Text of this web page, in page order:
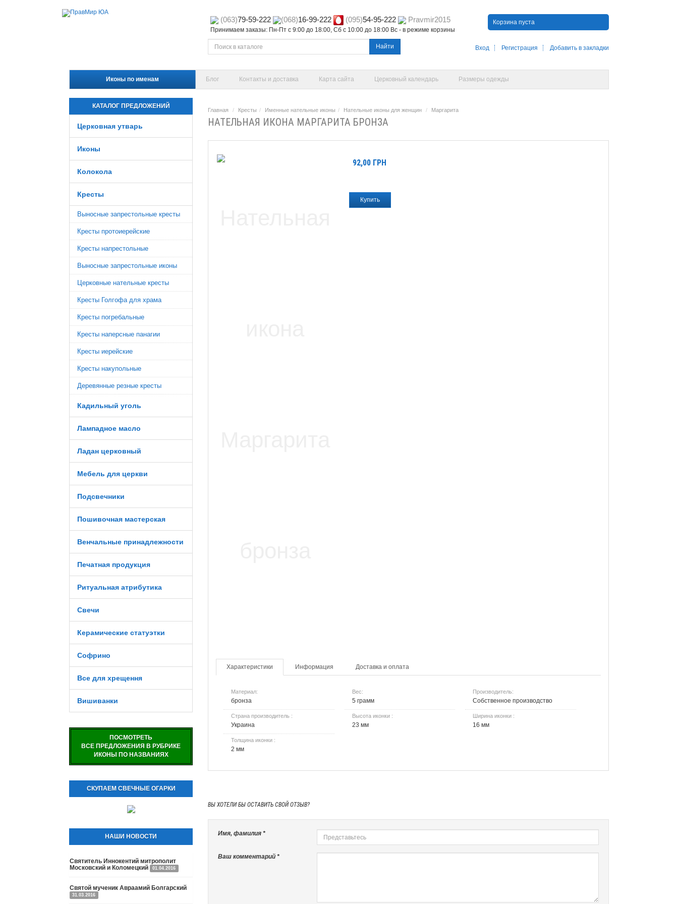
(063)79-59-222 (068)16-99-222 (095)54-95-222 Pravmir2015
Принимаем заказы: Пн-Пт с 9:00 до 18:00, Сб с 10:00 до 18:00 Вс - в режиме корзины
Корзина пуста
Найти Вход Регистрация Добавить в закладки
Иконы по именам Блог Контакты и доставка Карта сайта Церковный календарь Размеры одежды
КАТАЛОГ ПРЕДЛОЖЕНИЙ
Церковная утварь
Иконы
Колокола
Кресты
Выносные запрестольные кресты
Кресты протоиерейские
Кресты напрестольные
Выносные запрестольные иконы
Церковные нательные кресты
Кресты Голгофа для храма
Кресты погребальные
Кресты наперсные панагии
Кресты иерейские
Кресты накупольные
Деревянные резные кресты
Кадильный уголь
Лампадное масло
Ладан церковный
Мебель для церкви
Подсвечники
Пошивочная мастерская
Венчальные принадлежности
Печатная продукция
Ритуальная атрибутика
Свечи
Керамические статуэтки
Софрино
Все для хрещення
Вишиванки
ПОСМОТРЕТЬ
ВСЕ ПРЕДЛОЖЕНИЯ В РУБРИКЕ
ИКОНЫ ПО НАЗВАНИЯХ
СКУПАЕМ СВЕЧНЫЕ ОГАРКИ
НАШИ НОВОСТИ
Святитель Иннокентий митрополит
Московский и Коломецкий
01.04.2016
Святой мученик Авраамий Болгарский
31.03.2016
Главная Кресты Именные нательные иконы Нательные иконы для женщин Маргарита
НАТЕЛЬНАЯ ИКОНА МАРГАРИТА БРОНЗА
92,00 ГРН
Характеристики Информация Доставка и оплата
Материал:
бронза
Вес:
5 грамм
Производитель:
Собственное производство
Страна производитель :
Украина
Высота иконки :
23 мм
Ширина иконки :
16 мм
Толщина иконки :
2 мм
ВЫ ХОТЕЛИ БЫ ОСТАВИТЬ СВОЙ ОТЗЫВ?
Имя, фамилия *
Ваш комментарий *